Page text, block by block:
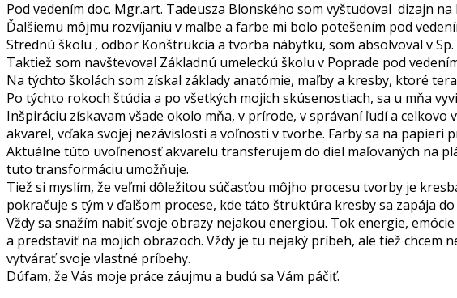
Pod vedením doc. Mgr.art. Tadeusza Blonského som vyštudoval dizajn na
Ďalšiemu môjmu rozvíjaniu v maľbe a farbe mi bolo potešením pod
Strednú školu , odbor Konštrukcia a tvorba nábytku, som absolvoval v Sp.
Taktiež som navštevoval Základnú umeleckú školu v Poprade pod
Na týchto školách som získal základy anatómie, maľby a kresby, ktoré
Po týchto rokoch štúdia a po všetkých mojich skúsenostiach, sa u mňa
Inšpiráciu získavam všade okolo mňa, v prírode, v správaní ľudí a
akvarel, vďaka svojej nezávislosti a voľnosti v tvorbe. Farby sa na
Aktuálne túto uvoľnenosť akvarelu transferujem do diel maľovaných na
tuto transformáciu umožňuje.
Tiež si myslím, že veľmi dôležitou súčasťou môjho procesu tvorby je
pokračuje s tým v ďalšom procese, kde táto štruktúra kresby sa zapája
Vždy sa snažím nabiť svoje obrazy nejakou energiou. Tok energie,
a predstaviť na mojich obrazoch. Vždy je tu nejaký príbeh, ale tiež
vytvárať svoje vlastné príbehy.
Dúfam, že Vás moje práce záujmu a budú sa Vám páčiť.